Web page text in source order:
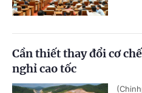
Cần thiết thay đổi cơ
nghỉ cao tốc